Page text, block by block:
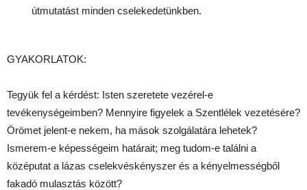
útmutatást minden cselekedetünkben.
GYAKORLATOK:
Tegyük fel a kérdést: Isten szeretete vezérel-e
tevékenységeimben? Mennyire figyelek a Szentlélek vezetésére?
Örömet jelent-e nekem, ha mások szolgálatára lehetek?
Ismerem-e képességeim határait; meg tudom-e találni a
középutat a lázas cselekvéskényszer és a kényelmességből
fakadó mulasztás között?